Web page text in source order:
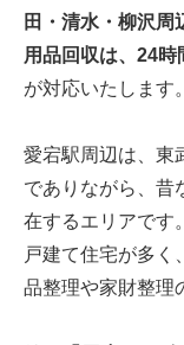
田・清水・柳沢周
用品回収は、24時
が対応いたします。
愛宕駅周辺は、東
でありながら、昔
在するエリアです。
戸建て住宅が多く
品整理や家財整理